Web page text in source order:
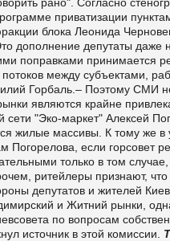
приватизации
блока Леонида
дополнение депутаты даже
поправками принимается
между субъектами,
Горбаль.– Поэтому СМИ
являются крайне
сети "Эко-маркет" Алексей
жилые массивы. К тому же
Погорелова, если горсовет
только в том
ритейлеры признают,
депутатов и жителей
и Житний рынки,
по вопросам
источник в этой комиссии.